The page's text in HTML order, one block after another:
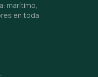
marítimo,
en toda